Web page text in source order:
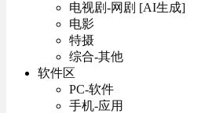
电视剧-网剧 [AI生成]
电影
特摄
综合-其他
软件区
PC-软件
手机-应用